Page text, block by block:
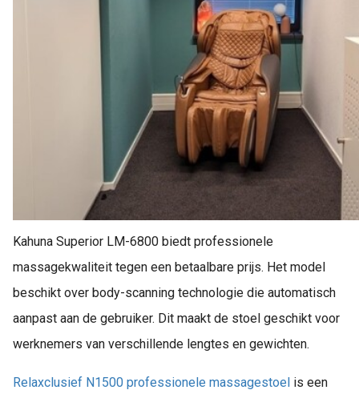
Kahuna Superior LM-6800 biedt professionele
massagekwaliteit tegen een betaalbare prijs. Het model
beschikt over body-scanning technologie die automatisch
aanpast aan de gebruiker. Dit maakt de stoel geschikt voor
werknemers van verschillende lengtes en gewichten.
Relaxclusief N1500 professionele massagestoel is een